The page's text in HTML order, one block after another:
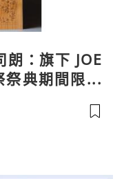
：旗下 JOE
祭典期間限定
銀器工匠一